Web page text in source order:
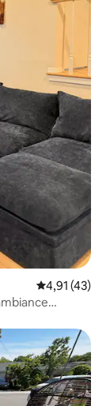
Évaluation
4,91 (43)